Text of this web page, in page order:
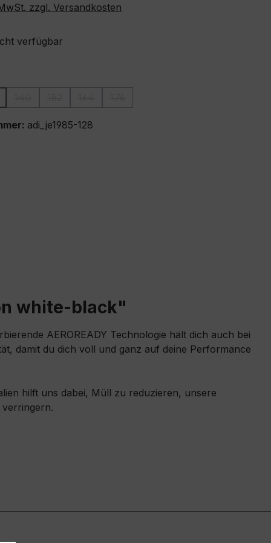
zzgl. Versandkosten
verfügbar
ist zurzeit nicht verfügbar.)
Option ist zurzeit nicht verfügbar.)
adi_je1985-128
white-black"
AEROREADY Technologie hält dich auch bei
damit du dich voll und ganz auf deine Performance
hilft uns dabei, Müll zu reduzieren, unsere